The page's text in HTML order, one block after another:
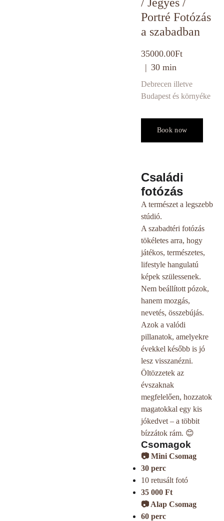
Portré Fotózás
a szabadban
35000.00Ft
30 min
Debrecen illetve
Budapest és környéke
Book now
Családi
fotózás
A természet a legszebb
stúdió.
A szabadtéri fotózás
tökéletes arra, hogy
játékos, természetes,
lifestyle hangulatú
képek szülessenek.
Nem beállított pózok,
hanem mozgás,
nevetés, összebújás.
Azok a valódi
pillanatok, amelyekre
évekkel később is jó
lesz visszanézni.
Öltözzetek az
évszaknak
megfelelően, hozzatok
magatokkal egy kis
jókedvet – a többit
bízzátok rám. 😊
Csomagok
📷 Mini Csomag
30 perc
10 retusált fotó
35 000 Ft
📷 Alap Csomag
60 perc